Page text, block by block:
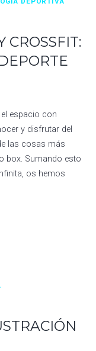
CROSSFIT:
espacio con
y disfrutar del
las cosas más
box. Sumando esto
os hemos